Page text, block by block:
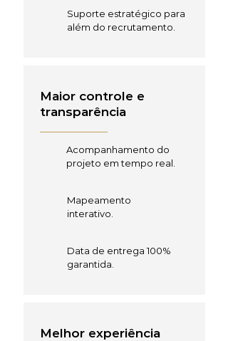
Suporte estratégico para
além do recrutamento.
Maior controle e
transparência
Acompanhamento do
projeto em tempo real.
Mapeamento
interativo.
Data de entrega 100%
garantida.
Melhor experiência